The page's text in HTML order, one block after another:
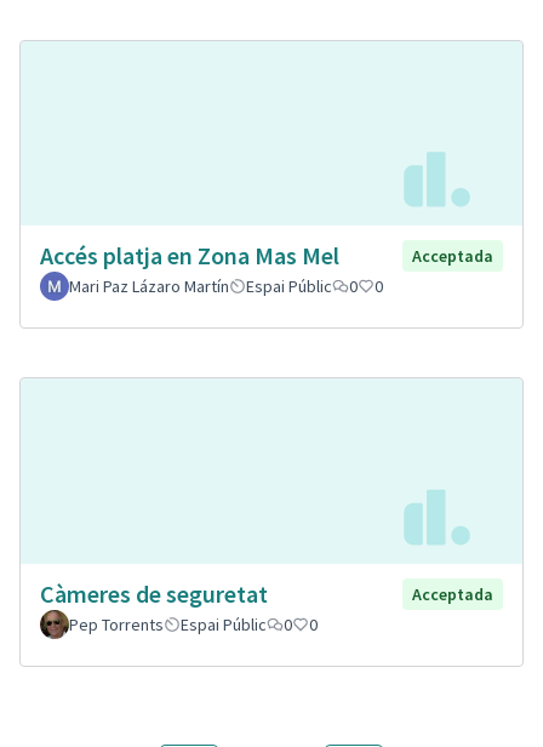
Accés platja en Zona Mas Mel
Acceptada
Mari Paz Lázaro Martín
Espai Públic 0 0
Càmeres de seguretat
Acceptada
Pep Torrents
Espai Públic 0 0